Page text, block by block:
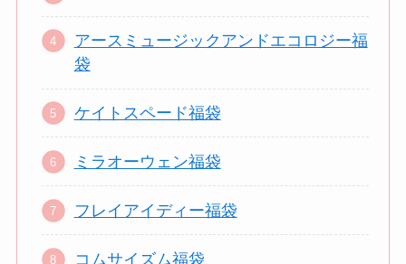
アースミュージックアンドエコロジー福
袋
ケイトスペード福袋
ミラオーウェン福袋
フレイアイディー福袋
コムサイズム福袋